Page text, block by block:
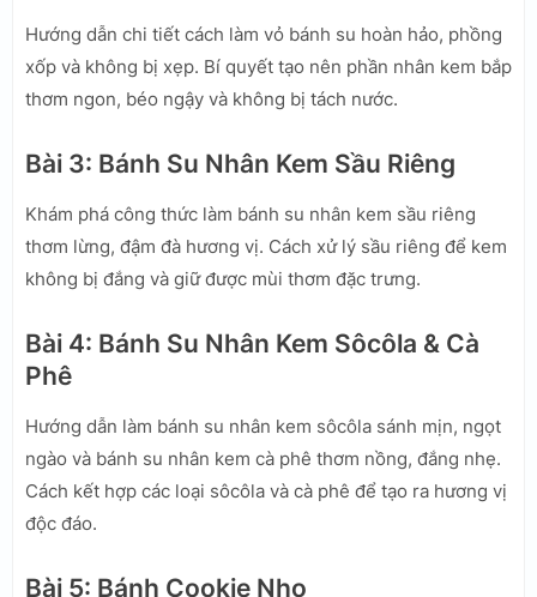
Hướng dẫn chi tiết cách làm vỏ bánh su hoàn hảo, phồng
xốp và không bị xẹp. Bí quyết tạo nên phần nhân kem bắp
thơm ngon, béo ngậy và không bị tách nước.
Bài 3: Bánh Su Nhân Kem Sầu Riêng
Khám phá công thức làm bánh su nhân kem sầu riêng
thơm lừng, đậm đà hương vị. Cách xử lý sầu riêng để kem
không bị đắng và giữ được mùi thơm đặc trưng.
Bài 4: Bánh Su Nhân Kem Sôcôla & Cà
Phê
Hướng dẫn làm bánh su nhân kem sôcôla sánh mịn, ngọt
ngào và bánh su nhân kem cà phê thơm nồng, đắng nhẹ.
Cách kết hợp các loại sôcôla và cà phê để tạo ra hương vị
độc đáo.
Bài 5: Bánh Cookie Nho